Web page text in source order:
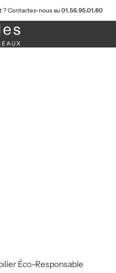
? Contactez-nous au01.56.95.01.80
Éco-Responsable